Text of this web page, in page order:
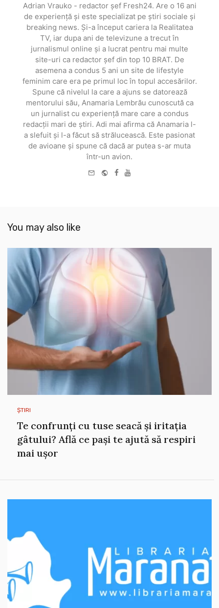
Adrian Vrauko - redactor șef Fresh24. Are o 16 ani
de experiență și este specializat pe știri sociale și
breaking news. Și-a început cariera la Realitatea
TV, iar dupa ani de televizune a trecut în
jurnalismul online și a lucrat pentru mai multe
site-uri ca redactor șef din top 10 BRAT. De
asemena a condus 5 ani un site de lifestyle
feminim care era pe primul loc în topul accesărilor.
Spune că nivelul la care a ajuns se datorează
mentorului său, Anamaria Lembrău cunoscută ca
un jurnalist cu experiență mare care a condus
redacții mari de știri. Adi mai afirma că Anamaria l-
a slefuit și l-a făcut să strălucească. Este pasionat
de avioane și spune că dacă ar putea s-ar muta
într-un avion.
e-
WebsiteFacebook
You may also like
ȘTIRI
Te confrunți cu tuse seacă și iritația
gâtului? Află ce pași te ajută să respiri
mai ușor